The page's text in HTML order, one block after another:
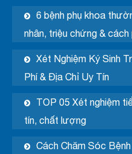
6 bệnh phụ khoa
nhân, triệu chứng &
Xét Nghiệm Ký Sinh
Phí & Địa Chỉ Uy Tín
TOP 05 Xét nghiệm
tín, chất lượng
Cách Chăm Sóc